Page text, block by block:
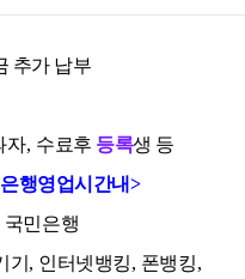
추가 납부
자, 수료후 등록생 등
은행영업시간내>
국민은행
기 , 인터넷뱅킹, 폰뱅킹,